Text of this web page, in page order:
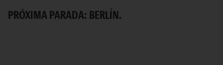
PRÓXIMA PARADA: BERLÍN.